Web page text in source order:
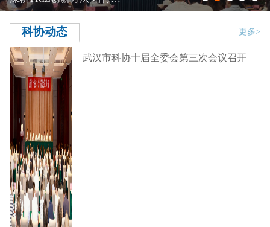
更多>
科协动态
武汉市科协十届全委会第三次会议召开